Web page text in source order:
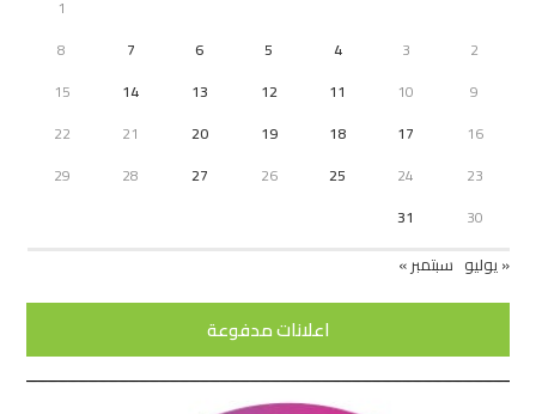
1
2
3
4
5
6
7
8
9
10
11
12
13
14
15
16
17
18
19
20
21
22
23
24
25
26
27
28
29
30
31
« يوليو سبتمبر »
اعلانات مدفوعة